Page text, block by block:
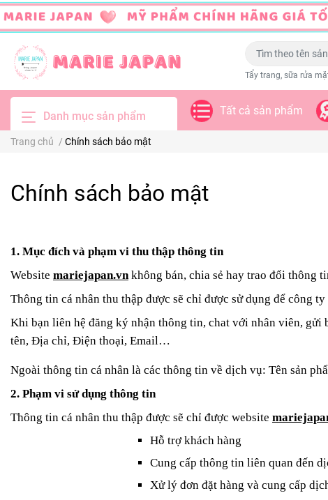
Tẩy trang, sữa rửa
Danh mục sản phẩm Tất cả sản phẩm
Trang chủ / Chính sách bảo mật
Chính sách bảo mật
1. Mục đích và phạm vi thu thập thông tin
Website mariejapan.vn không bán, chia sẻ hay trao đổi thông
Thông tin cá nhân thu thập được sẽ chỉ được sử dụng để công
Khi bạn liên hệ đăng ký nhận thông tin, chat với nhân viên, gửi
tên, Địa chỉ, Điện thoại, Email…
Ngoài thông tin cá nhân là các thông tin về dịch vụ: Tên sản
2. Phạm vi sử dụng thông tin
Thông tin cá nhân thu thập được sẽ chỉ được website
Hỗ trợ khách hàng
Cung cấp thông tin liên quan đến
Xử lý đơn đặt hàng và cung cấp